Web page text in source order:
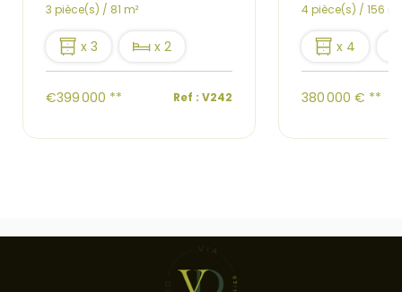
3 pièce(s) / 81 m²
x 3 x 2
€399 000 ** Ref : V242
4 pièce(s) / 156 m²
x 4
380 000 € **